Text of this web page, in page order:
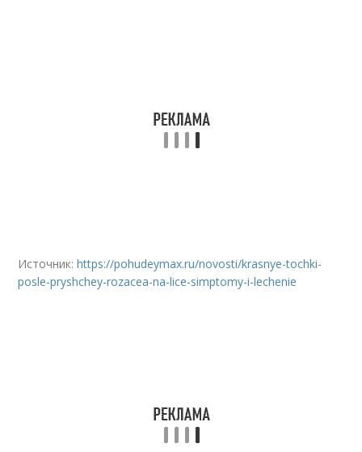
Источник:https://pohudeymax.ru/novosti/krasnye-tochki-
posle-pryshchey-rozacea-na-lice-simptomy-i-lechenie